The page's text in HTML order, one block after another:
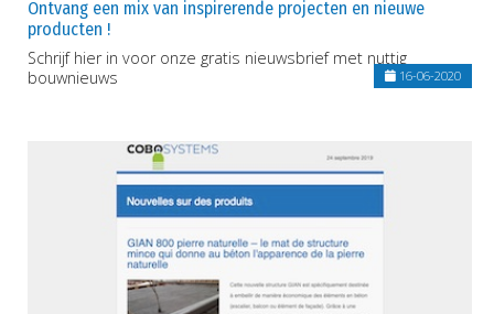
Ontvang een mix van inspirerende projecten en nieuwe
producten !
Schrijf hier in voor onze gratis nieuwsbrief met nuttig
bouwnieuws
16-06-2020